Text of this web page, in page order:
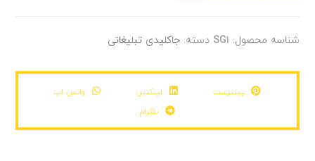
شناسه محصول: SG1 دسته:جاکلیدی تبلیغاتی
پینترست لینکدین
واتس اپ
تلگرام